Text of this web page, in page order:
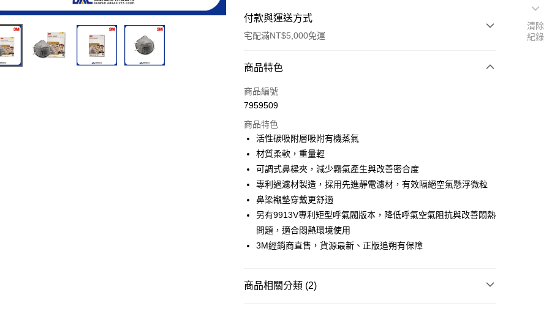
付款與運送方式
宅配滿NT$5,000免運
付款方式
信用卡一次付款
LINE Pay
Apple Pay
街口支付
運送方式
全家取貨付款
付款後全家取貨
商品特色
商品編號
7959509
商品特色
活性碳吸附層吸附有機蒸氣
材質柔軟，重量輕
可調式鼻樑夾，減少霧氣產生與改善密合度
專利過濾材製造，採用先進靜電濾材，有效隔絕空氣懸浮微粒
鼻梁襯墊穿戴更舒適
另有9913V專利矩型呼氣閥版本，降低呼氣空氣阻抗與改善悶熱
問題，適合悶熱環境使用
3M經銷商直售，貨源最新、正版追朔有保障
商品相關分類 (2)
清除
紀錄